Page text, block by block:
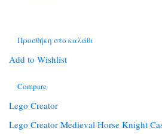
Προσθήκη στο καλάθι
Add to Wishlist
Compare
Lego Creator
Lego Creator Medieval Horse Knight